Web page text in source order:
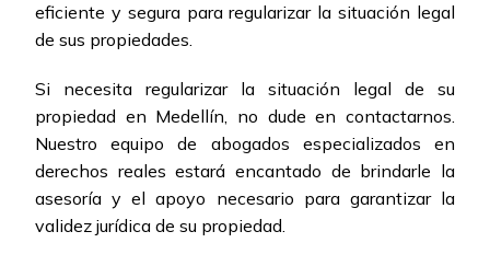
eficiente y segura para regularizar la situación legal
de sus propiedades.
Si necesita regularizar la situación legal de su
propiedad en Medellín, no dude en contactarnos.
Nuestro equipo de abogados especializados en
derechos reales estará encantado de brindarle la
asesoría y el apoyo necesario para garantizar la
validez jurídica de su propiedad.